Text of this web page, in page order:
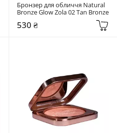
Бронзер для обличчя Natural
Bronze Glow Zola 02 Tan Bronze
530 ₴